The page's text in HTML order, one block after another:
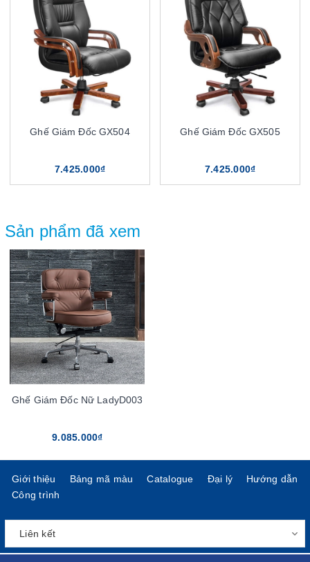
Ghế Giám Đốc GX504
7.425.000₫
Ghế Giám Đốc GX505
7.425.000₫
Sản phẩm đã xem
Ghế Giám Đốc Nữ LadyD003
9.085.000₫
Giới thiệu Bảng mã màu Catalogue Đại lý
Hướng dẫn
Công trình